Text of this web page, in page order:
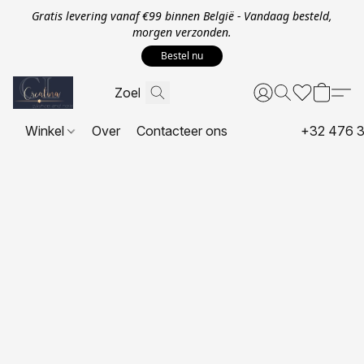
Gratis levering vanaf €99 binnen België - Vandaag besteld,
morgen verzonden.
Bestel nu
Winkel Over Contacteer ons +32 476